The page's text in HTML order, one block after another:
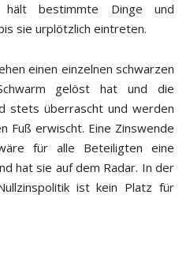
hält bestimmte Dinge und
sie urplötzlich eintreten.
einen einzelnen schwarzen
gelöst hat und die
stets überrascht und werden
Fuß erwischt. Eine Zinswende
für alle Beteiligten eine
hat sie auf dem Radar. In der
ist kein Platz für